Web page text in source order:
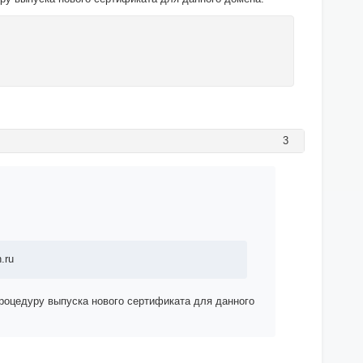
3
выпуска нового сертификата для данного